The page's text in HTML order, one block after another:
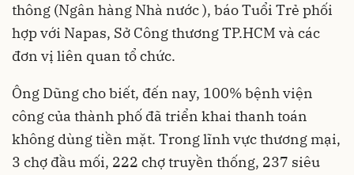
thông (Ngân hàng Nhà nước ), báo Tuổi Trẻ phối
hợp với Napas, Sở Công thương TP.HCM và các
đơn vị liên quan tổ chức.
Ông Dũng cho biết, đến nay, 100% bệnh viện
công của thành phố đã triển khai thanh toán
không dùng tiền mặt. Trong lĩnh vực thương mại,
3 chợ đầu mối, 222 chợ truyền thống, 237 siêu